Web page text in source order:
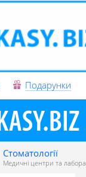
Подарунки
Стоматології
Медичні центри та